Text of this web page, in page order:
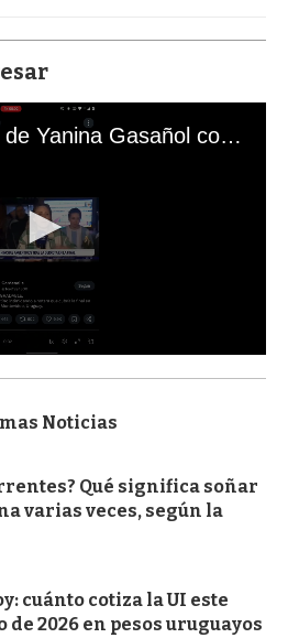
El mal momento de Yanina Gasañol con un hincha argentino en "Subrayado"
Noticias
Qué significa soñar
varias veces, según la
cuánto cotiza la UI este
de 2026 en pesos uruguayos